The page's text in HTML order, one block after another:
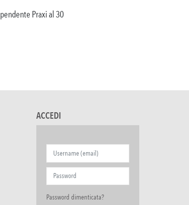
Praxi al 30
ACCEDI
Password dimenticata?